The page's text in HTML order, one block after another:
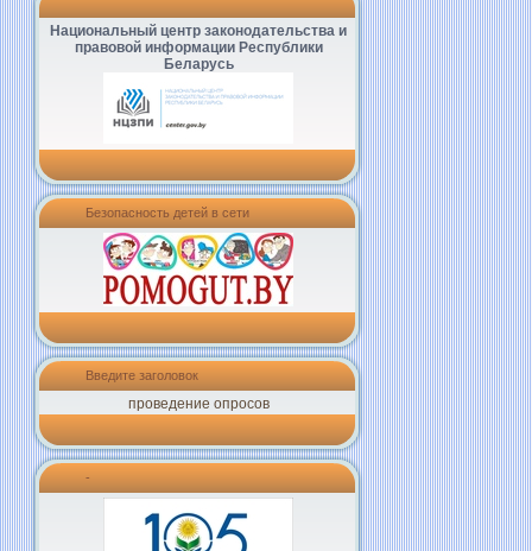
Национальный центр законодательства и
правовой информации Республики
Беларусь
Безопасность детей в сети
Введите заголовок
проведение опросов
-